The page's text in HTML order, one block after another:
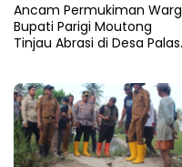
Ancam Permukiman
Bupati Parigi Moutong
Tinjau Abrasi di Desa